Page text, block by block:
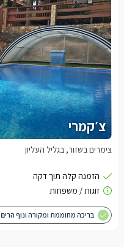
צ׳קמרי
צימרים בשזור, בגליל העליון
בריכה מחוממת ומקורה ונוף הרים